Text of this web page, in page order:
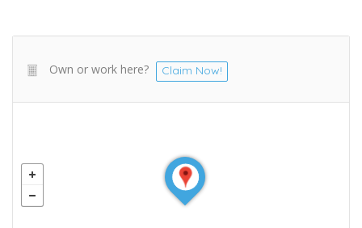
Own or work here? Claim Now!